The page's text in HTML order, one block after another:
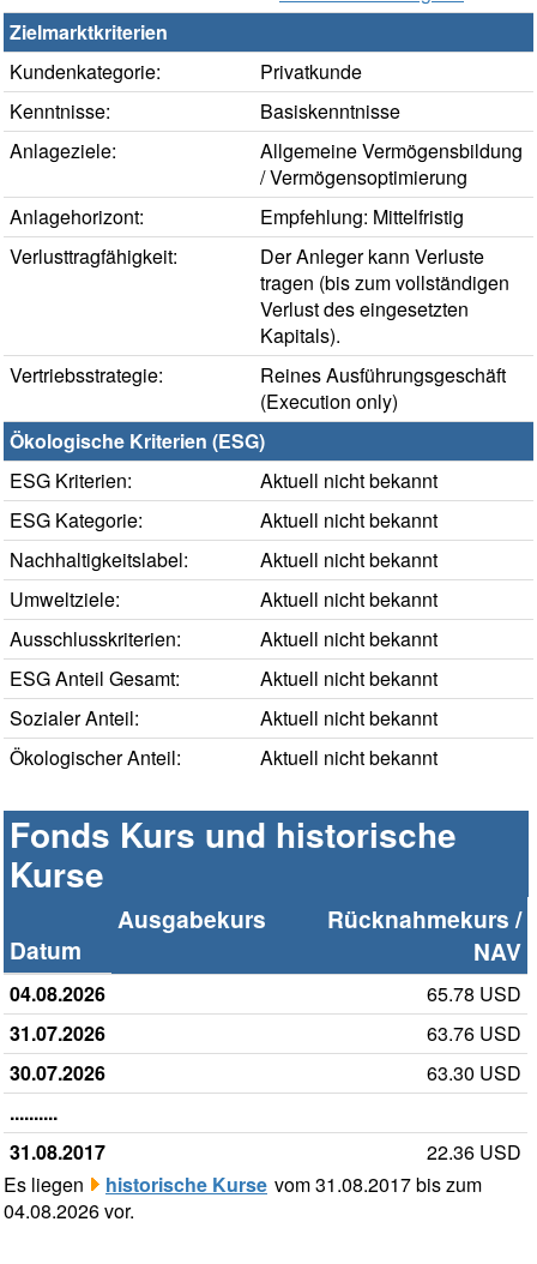
Zielmarktkriterien
Kundenkategorie:
Privatkunde
Kenntnisse:
Basiskenntnisse
Anlageziele:
Allgemeine Vermögensbildung
/ Vermögensoptimierung
Anlagehorizont:
Empfehlung: Mittelfristig
Verlusttragfähigkeit:
Der Anleger kann Verluste
tragen (bis zum vollständigen
Verlust des eingesetzten
Kapitals).
Vertriebsstrategie:
Reines Ausführungsgeschäft
(Execution only)
Ökologische Kriterien (ESG)
ESG Kriterien:
Aktuell nicht bekannt
ESG Kategorie:
Aktuell nicht bekannt
Nachhaltigkeitslabel:
Aktuell nicht bekannt
Umweltziele:
Aktuell nicht bekannt
Ausschlusskriterien:
Aktuell nicht bekannt
ESG Anteil Gesamt:
Aktuell nicht bekannt
Sozialer Anteil:
Aktuell nicht bekannt
Ökologischer Anteil:
Aktuell nicht bekannt
Fonds Kurs und historische
Kurse
Datum
Ausgabekurs
Rücknahmekurs /
NAV
04.08.2026
65.78 USD
31.07.2026
63.76 USD
30.07.2026
63.30 USD
..........
31.08.2017
22.36 USD
Es liegen
historische Kurse vom 31.08.2017 bis zum
04.08.2026 vor.